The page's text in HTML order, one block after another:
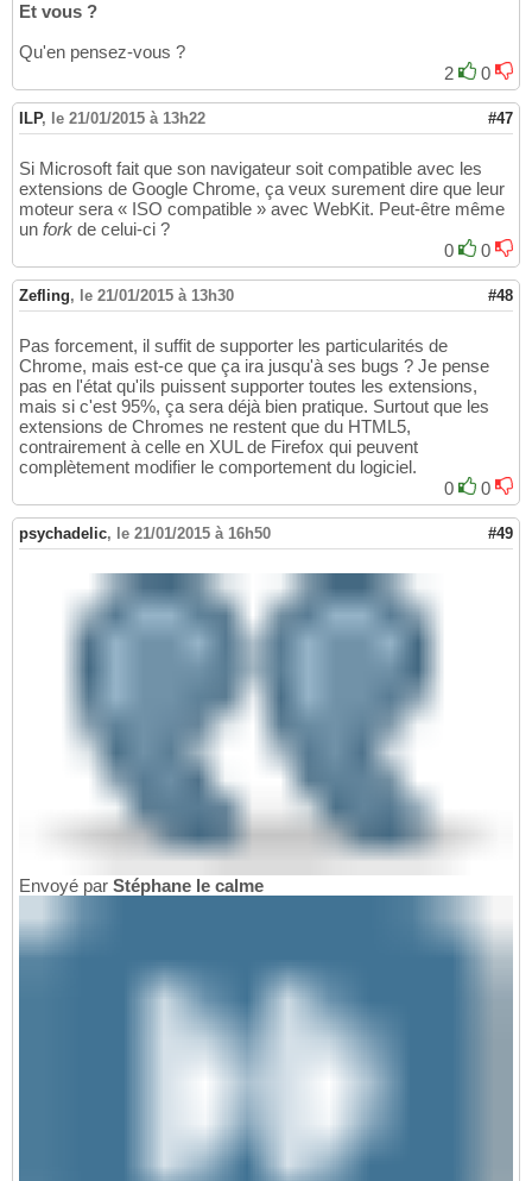
Et vous ?
Qu'en pensez-vous ?
2
0
ILP, le 21/01/2015 à 13h22 #47
Si Microsoft fait que son navigateur soit compatible avec les
extensions de Google Chrome, ça veux surement dire que leur
moteur sera « ISO compatible » avec WebKit. Peut-être même
un fork de celui-ci ?
0
0
Zefling, le 21/01/2015 à 13h30 #48
Pas forcement, il suffit de supporter les particularités de
Chrome, mais est-ce que ça ira jusqu'à ses bugs ? Je pense
pas en l'état qu'ils puissent supporter toutes les extensions,
mais si c'est 95%, ça sera déjà bien pratique. Surtout que les
extensions de Chromes ne restent que du HTML5,
contrairement à celle en XUL de Firefox qui peuvent
complètement modifier le comportement du logiciel.
0
0
psychadelic, le 21/01/2015 à 16h50 #49
Envoyé par Stéphane le calme